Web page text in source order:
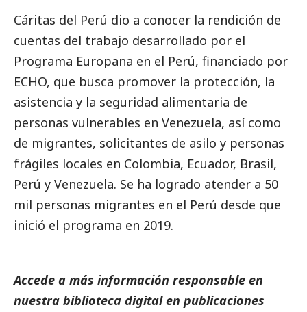
Cáritas del Perú dio a conocer la rendición de
cuentas del trabajo desarrollado por el
Programa Europana en el Perú, financiado por
ECHO, que busca promover la protección, la
asistencia y la seguridad alimentaria de
personas vulnerables en Venezuela, así como
de migrantes, solicitantes de asilo y personas
frágiles locales en Colombia, Ecuador, Brasil,
Perú y Venezuela. Se ha logrado atender a 50
mil personas migrantes en el Perú desde que
inició el programa en 2019.
Accede a más información responsable en
nuestra biblioteca digital en publicaciones